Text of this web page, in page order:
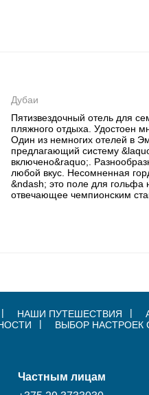
Дубаи
Пятизвездочный отель для
пляжного отдыха. Удостоен
Один из немногих отелей в
предлагающий систему
включено&raquo;.
любой вкус. Несомненная
&ndash; это поле для гольфа
отвечающее чемпионским
НАШИ ПУТЕШЕСТВИЯ
ВЫБОР НАСТРОЕК
Частным лицам